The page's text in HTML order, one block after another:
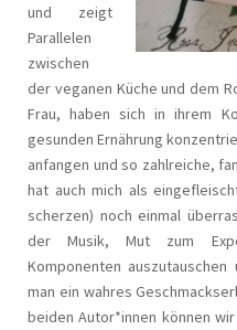
und zeigt
Parallelen
zwischen
der veganen Küche und dem
Frau, haben sich in ihrem
gesunden Ernährung
anfangen und so zahlreiche,
hat auch mich als
scherzen) noch einmal
der Musik, Mut zum
Komponenten
man ein wahres
beiden Autor*innen können